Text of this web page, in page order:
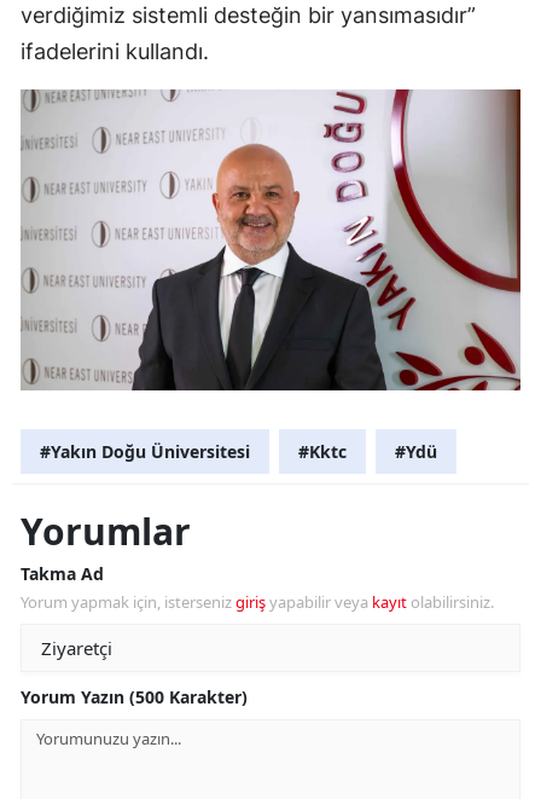
verdiğimiz sistemli desteğin bir yansımasıdır”
ifadelerini kullandı.
#Yakın Doğu Üniversitesi #Kktc #Ydü
Yorumlar
Takma Ad
Yorum yapmak için, istersenizgirişyapabilir veya kayıt olabilirsiniz.
Yorum Yazın (500 Karakter)